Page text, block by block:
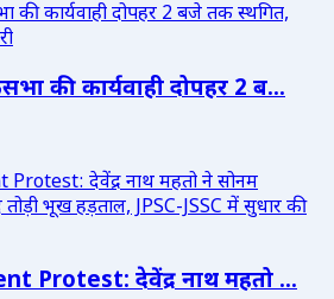
की कार्यवाही दोपहर 2 ब...
Protest: देवेंद्र नाथ महतो ...